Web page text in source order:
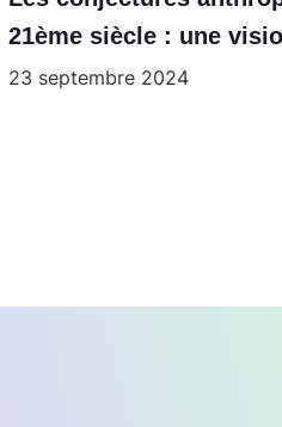
21ème siècle : une
23 septembre 2024